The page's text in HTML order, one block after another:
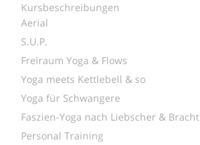
Kursbeschreibungen
Aerial
S.U.P.
Freiraum Yoga & Flows
Yoga meets Kettlebell & so
Yoga für Schwangere
Faszien-Yoga nach Liebscher & Bracht
Personal Training